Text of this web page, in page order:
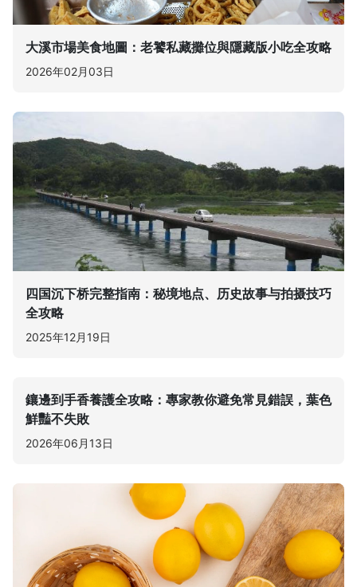
大溪市場美食地圖：老饕私藏攤位與隱藏版小吃全攻略
2026年02月03日
四国沉下桥完整指南：秘境地点、历史故事与拍摄技巧
全攻略
2025年12月19日
鑲邊到手香養護全攻略：專家教你避免常見錯誤，葉色
鮮豔不失敗
2026年06月13日